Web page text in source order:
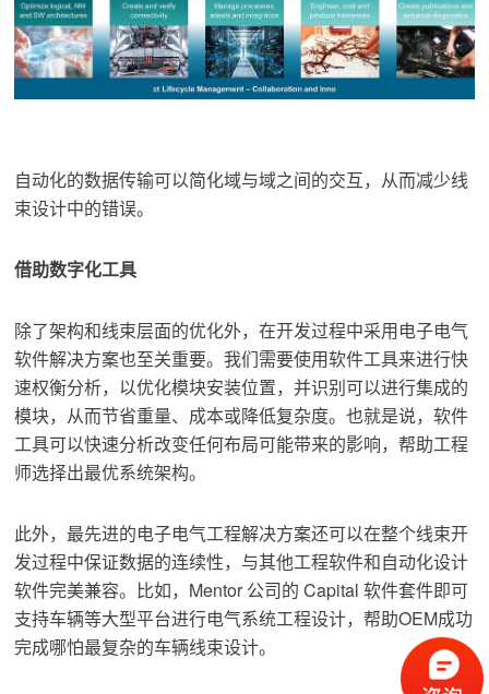
自动化的数据传输可以简化域与域之间的交互，从而减少线
束设计中的错误。
借助数字化工具
除了架构和线束层面的优化外，在开发过程中采用电子电气
软件解决方案也至关重要。我们需要使用软件工具来进行快
速权衡分析，以优化模块安装位置，并识别可以进行集成的
模块，从而节省重量、成本或降低复杂度。也就是说，软件
工具可以快速分析改变任何布局可能带来的影响，帮助工程
师选择出最优系统架构。
此外，最先进的电子电气工程解决方案还可以在整个线束开
发过程中保证数据的连续性，与其他工程软件和自动化设计
软件完美兼容。比如，Mentor 公司的 Capital 软件套件即可
支持车辆等大型平台进行电气系统工程设计，帮助OEM成功
完成哪怕最复杂的车辆线束设计。